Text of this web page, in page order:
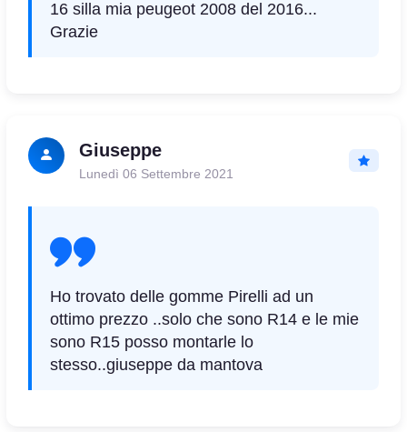
16 silla mia peugeot 2008 del 2016...
Grazie
Giuseppe
Lunedì 06 Settembre 2021
Ho trovato delle gomme Pirelli ad un
ottimo prezzo ..solo che sono R14 e le mie
sono R15 posso montarle lo
stesso..giuseppe da mantova